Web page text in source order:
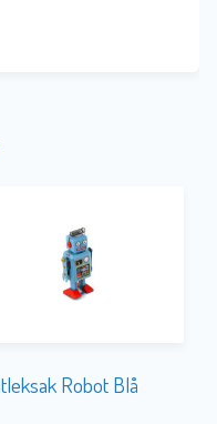
Robot Blå